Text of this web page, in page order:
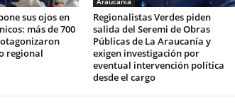
sus ojos en
más de 700
regional
Regionalistas Verdes piden
salida del Seremi de Obras
Públicas de La Araucanía y
exigen investigación por
eventual intervención política
desde el cargo